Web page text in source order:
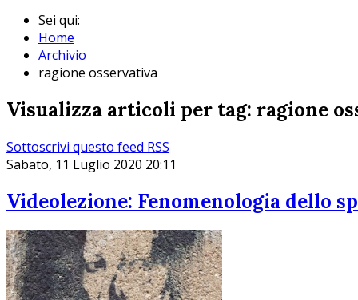
Sei qui:
Home
Archivio
ragione osservativa
Visualizza articoli per tag: ragione
Sottoscrivi questo feed RSS
Sabato, 11 Luglio 2020 20:11
Videolezione: Fenomenologia dello